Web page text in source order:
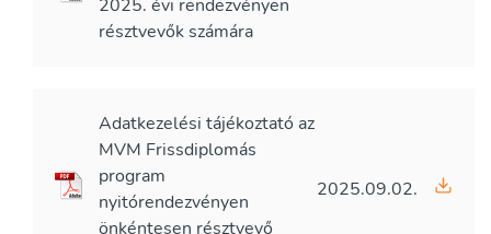
2025. évi rendezvényen
résztvevők számára
Adatkezelési tájékoztató az
MVM Frissdiplomás
program
nyitórendezvényen
önkéntesen résztvevő
2025.09.02.